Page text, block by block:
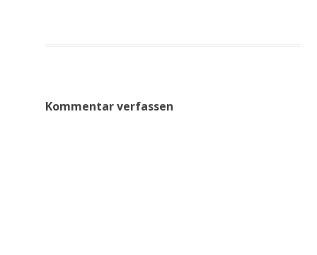
Kommentar verfassen